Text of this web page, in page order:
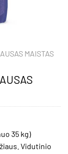
MAISTAS
35 kg)
Vidutinio